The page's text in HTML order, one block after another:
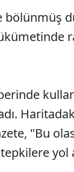
bölünmüş
"Bu
yol